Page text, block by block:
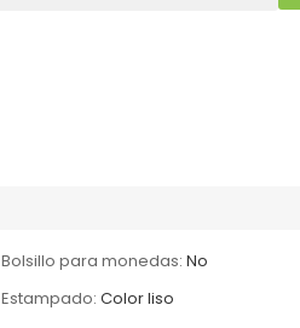
Bolsillo para monedas: No
Estampado: Color liso